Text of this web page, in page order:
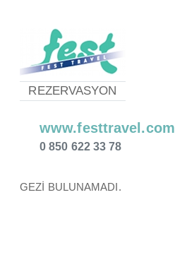
REZERVASYON
www.festtravel.com
0 850 622 33 78
GEZİ BULUNAMADI.